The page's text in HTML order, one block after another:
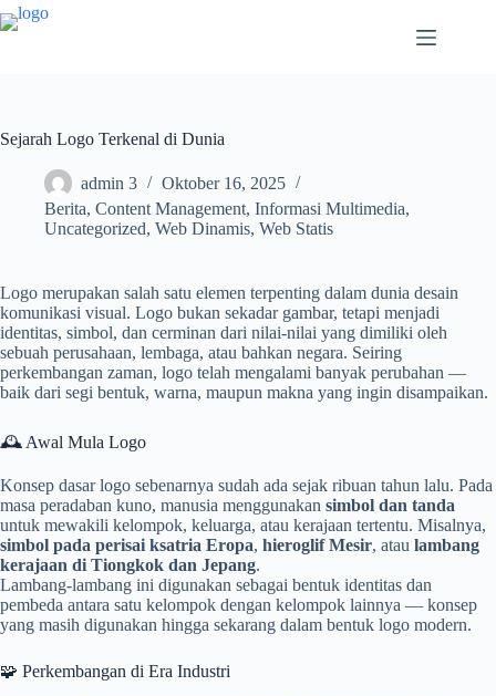
Sejarah Logo Terkenal di Dunia
admin 3
Oktober 16, 2025
Berita, Content Management, Informasi Multimedia,
Uncategorized, Web Dinamis, Web Statis
Logo merupakan salah satu elemen terpenting dalam dunia desain
komunikasi visual. Logo bukan sekadar gambar, tetapi menjadi
identitas, simbol, dan cerminan dari nilai-nilai yang dimiliki oleh
sebuah perusahaan, lembaga, atau bahkan negara. Seiring
perkembangan zaman, logo telah mengalami banyak perubahan —
baik dari segi bentuk, warna, maupun makna yang ingin disampaikan.
🕰️ Awal Mula Logo
Konsep dasar logo sebenarnya sudah ada sejak ribuan tahun lalu. Pada
masa peradaban kuno, manusia menggunakan simbol dan tanda
untuk mewakili kelompok, keluarga, atau kerajaan tertentu. Misalnya,
simbol pada perisai ksatria Eropa, hieroglif Mesir, atau lambang
kerajaan di Tiongkok dan Jepang.
Lambang-lambang ini digunakan sebagai bentuk identitas dan
pembeda antara satu kelompok dengan kelompok lainnya — konsep
yang masih digunakan hingga sekarang dalam bentuk logo modern.
🧩 Perkembangan di Era Industri